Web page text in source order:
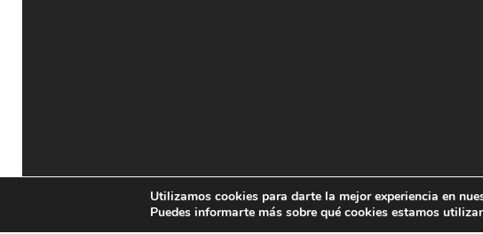
Utilizamos cookies para darte la mejor experiencia en
Puedes informarte más sobre qué cookies estamos